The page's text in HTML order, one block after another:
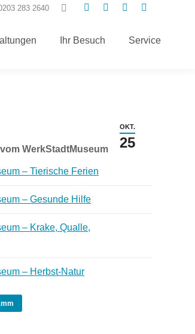
283 2640 Search:
page opensopensopens
Ihr Besuch Service
OKT.
25
WerkStadtMuseum
– Tierische Ferien
– Gesunde Hilfe
– Krake, Qualle,
– Herbst-Natur